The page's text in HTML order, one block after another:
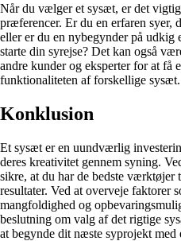
Når du vælger et sysæt, er det
præferencer. Er du en erfaren syer,
eller er du en nybegynder på
starte din syrejse? Det kan også
andre kunder og eksperter for at få
funktionaliteten af forskellige sysæt.
Konklusion
Et sysæt er en uundværlig
deres kreativitet gennem syning.
sikre, at du har de bedste værktøjer
resultater. Ved at overveje faktorer
mangfoldighed og
beslutning om valg af det rigtige
at begynde dit næste syprojekt